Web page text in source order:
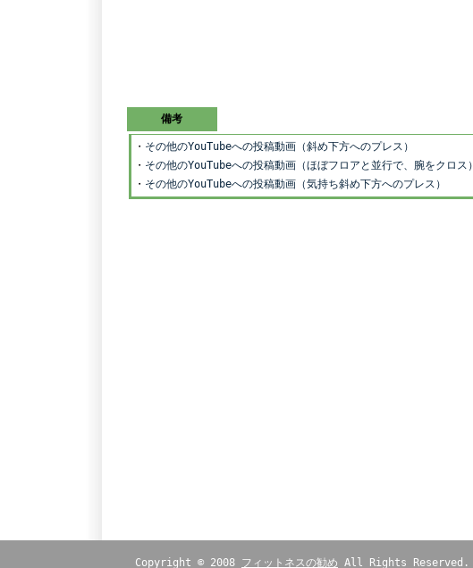
備考
・ その他のYouTubeへの投稿動画（斜め下方へのプレス）
・ その他のYouTubeへの投稿動画（ほぼフロアと並行で、腕をクロス）
・ その他のYouTubeへの投稿動画（気持ち斜め下方へのプレス）
Copyright © 2008 フィットネスの勧め All Rights Reserved.